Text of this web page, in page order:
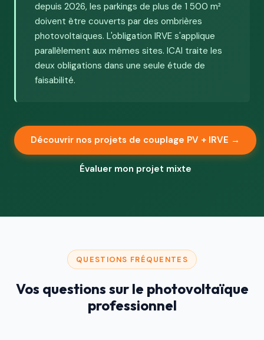
depuis 2026, les parkings de plus de 1 500 m²
doivent être couverts par des ombrières
photovoltaïques. L'obligation IRVE s'applique
parallèlement aux mêmes sites. ICAI traite les
deux obligations dans une seule étude de
faisabilité.
Découvrir nos projets de couplage PV + IRVE →
Évaluer mon projet mixte
QUESTIONS FRÉQUENTES
Vos questions sur le photovoltaïque
professionnel